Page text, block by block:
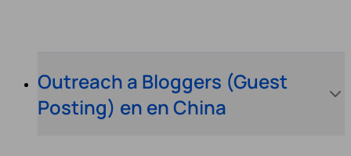
Outreach a Bloggers (Guest
Posting) en en China